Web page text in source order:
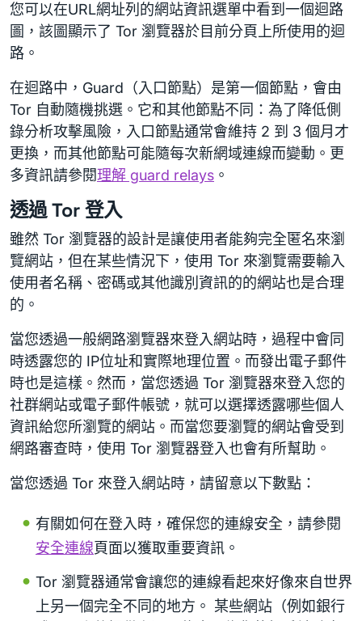
您可以在URL網址列的網站資訊選單中看到一個迴路
圖，該圖顯示了 Tor 瀏覽器於目前分頁上所使用的迴
路。
在迴路中，Guard（入口節點）是第一個節點，會由
Tor 自動隨機挑選。它和其他節點不同：為了降低側
錄分析攻擊風險，入口節點通常會維持 2 到 3 個月才
更換，而其他節點可能隨每次新網域連線而變動。更
多資訊請參閱理解 guard relays 。
透過 Tor 登入
雖然 Tor 瀏覽器的設計是讓使用者能夠完全匿名來瀏
覽網站，但在某些情況下，使用 Tor 來瀏覽需要輸入
使用者名稱、密碼或其他識別資訊的的網站也是合理
的。
當您透過一般網路瀏覽器來登入網站時，過程中會同
時透露您的 IP位址和實際地理位置。而發出電子郵件
時也是這樣。然而，當您透過 Tor 瀏覽器來登入您的
社群網站或電子郵件帳號，就可以選擇透露哪些個人
資訊給您所瀏覽的網站。而當您要瀏覽的網站會受到
網路審查時，使用 Tor 瀏覽器登入也會有所幫助。
當您透過 Tor 來登入網站時，請留意以下數點：
有關如何在登入時，確保您的連線安全，請參閱
安全連線頁面以獲取重要資訊。
Tor 瀏覽器通常會讓您的連線看起來好像來自世界
上另一個完全不同的地方。 某些網站（例如銀行